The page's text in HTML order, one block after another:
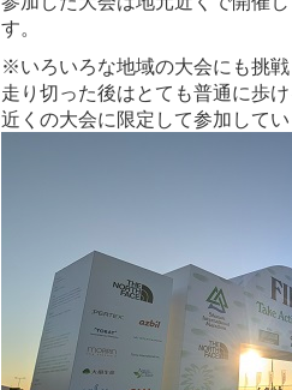
す。
※いろいろな地域の大会にも挑
走り切った後はとても普通に歩
近くの大会に限定して参加して